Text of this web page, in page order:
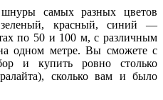
шнуры самых разныхцветов
зеленый, красный, синий
—
ахпо 50 и 100 м,с различным
аодном метре.Вы сможете с
и купить ровно столько
сколько вам и было